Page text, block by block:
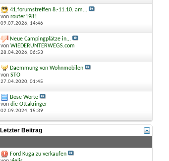
41.forumstreffen 8.-11.10. am...
vonrouter1981
09.07.2026, 14:46
Neue Campingplätze in...
vonWIEDERUNTERWEGS.com
28.04.2026,06:53
Daemmung von Wohnmobilen
vonSTO
27.04.2020,01:45
Böse Worte
vondie Ottakringer
02.09.2024, 15:39
Letzter Beitrag
Ford Kuga zu verkaufen